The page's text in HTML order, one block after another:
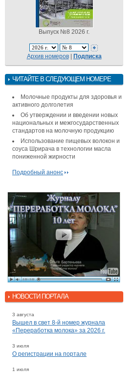
Выпуск №8 2026 г.
Архив номеров| Подписка
ЧИТАЙТЕ В СЛЕДУЮЩЕМ НОМЕРЕ
Молочные продукты для здоровья и
активного долголетия
Об утверждении и введении новых
национальных и межгосударственных
стандартов на молочную продукцию
Использование пищевых волокон и
соуса Шрирача в технологии масла
пониженной жирности
Подробный анонс
НОВОСТИ ПОРТАЛА
3 августа
Вышел в свет 8-й номер журнала
«Переработка молока» за 2026 г.
3 июля
О регистрации на портале
1 июля